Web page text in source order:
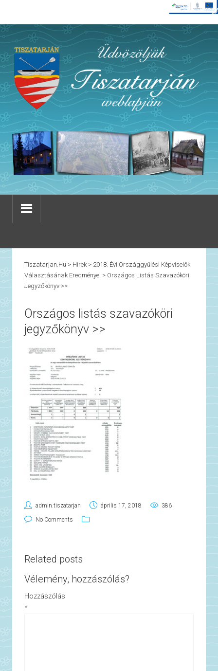
Tiszatarjan.hu > Hírek> 2018. Évi Országgyűlési Képviselők
Választásának Eredményei > Országos Listás Szavazóköri
Jegyzőkönyv >>
Országos listás szavazóköri
jegyzőkönyv >>
admin.tiszatarjan április 17, 2018 386
No Comments
Related posts
Vélemény, hozzászólás?
Hozzászólás
*